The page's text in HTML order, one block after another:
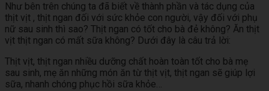
Như bên trên chúng ta đã biết về thành phần và tác dụng của
thịt vịt , thịt ngan đối với sức khỏe con người, vậy đối với phụ
nữ sau sinh thì sao? Thịt ngan có tốt cho bà đẻ không? Ăn thịt
vịt thịt ngan có mất sữa không? Dưới đây là câu trả lời:
Thịt vịt, thịt ngan nhiều dưỡng chất hoàn toàn tốt cho bà mẹ
sau sinh, mẹ ăn những món ăn từ thịt vịt, thịt ngan sẽ giúp lợi
sữa, nhanh chóng phục hồi sữa khỏe…